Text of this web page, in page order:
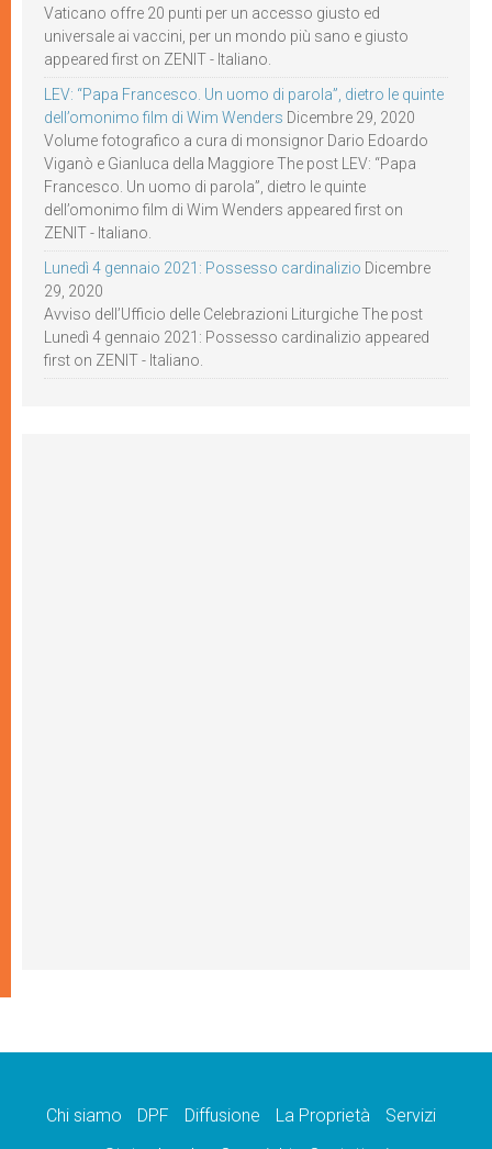
Vaticano offre 20 punti per un accesso giusto ed
universale ai vaccini, per un mondo più sano e giusto
appeared first on ZENIT - Italiano.
LEV: “Papa Francesco. Un uomo di parola”, dietro le quinte
dell’omonimo film di Wim Wenders Dicembre 29, 2020
Volume fotografico a cura di monsignor Dario Edoardo
Viganò e Gianluca della Maggiore The post LEV: “Papa
Francesco. Un uomo di parola”, dietro le quinte
dell’omonimo film di Wim Wenders appeared first on
ZENIT - Italiano.
Lunedì 4 gennaio 2021: Possesso cardinalizio Dicembre
29, 2020
Avviso dell’Ufficio delle Celebrazioni Liturgiche The post
Lunedì 4 gennaio 2021: Possesso cardinalizio appeared
first on ZENIT - Italiano.
Chi siamo DPF Diffusione La Proprietà
Servizi